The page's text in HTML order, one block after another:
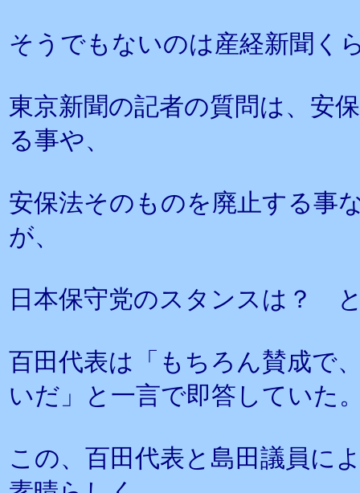
そうでもないのは産経新聞く
東京新聞の記者の質問は、安
る事や、
安保法そのものを廃止する事
が、
日本保守党のスタンスは？
百田代表は「もちろん賛成で
いだ」と一言で即答していた
この、百田代表と島田議員に